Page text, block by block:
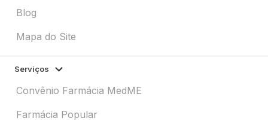
Blog
Mapa do Site
Serviços
Convênio Farmácia MedME
Farmácia Popular